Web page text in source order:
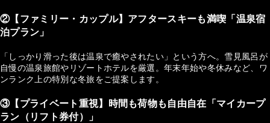
②【ファミリー・カップル】アフタースキーも満喫「温泉宿
泊プラン」
「しっかり滑った後は温泉で癒やされたい」という方へ。雪見風呂が
自慢の温泉旅館やリゾートホテルを厳選。年末年始や冬休みなど、ワ
ンランク上の特別な冬旅をご提案します。
③【プライベート重視】時間も荷物も自由自在「マイカープ
ラン（リフト券付）」